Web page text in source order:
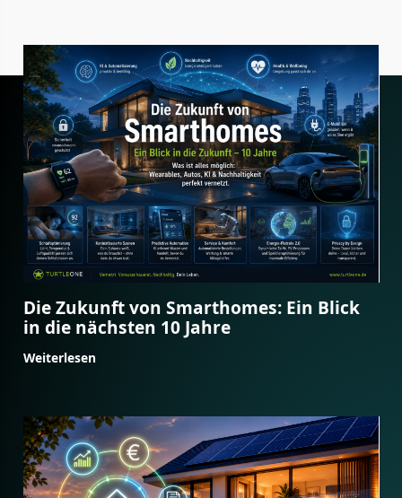
Die Zukunft von Smarthomes: Ein Blick
in die nächsten 10 Jahre
Weiterlesen